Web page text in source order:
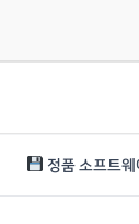
정품 소프트